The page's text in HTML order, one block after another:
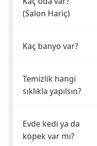
(Salon Hariç)
Kaç banyo var?
Temizlik hangi
sıklıkla yapılsın?
Evde kedi ya da
köpek var mı?